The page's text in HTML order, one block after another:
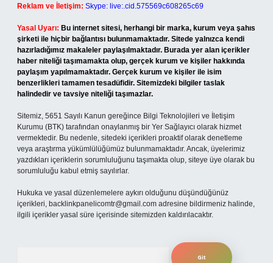
Reklam ve İletişim: Skype: live:.cid.575569c608265c69
Yasal Uyarı: Bu internet sitesi, herhangi bir marka, kurum veya şahıs
şirketi ile hiçbir bağlantısı bulunmamaktadır. Sitede yalnızca kendi
hazırladığımız makaleler paylaşılmaktadır. Burada yer alan içerikler
haber niteliği taşımamakta olup, gerçek kurum ve kişiler hakkında
paylaşım yapılmamaktadır. Gerçek kurum ve kişiler ile isim
benzerlikleri tamamen tesadüfidir. Sitemizdeki bilgiler taslak
halindedir ve tavsiye niteliği taşımazlar.
Sitemiz, 5651 Sayılı Kanun gereğince Bilgi Teknolojileri ve İletişim
Kurumu (BTK) tarafından onaylanmış bir Yer Sağlayıcı olarak hizmet
vermektedir. Bu nedenle, sitedeki içerikleri proaktif olarak denetleme
veya araştırma yükümlülüğümüz bulunmamaktadır. Ancak, üyelerimiz
yazdıkları içeriklerin sorumluluğunu taşımakta olup, siteye üye olarak bu
sorumluluğu kabul etmiş sayılırlar.
Hukuka ve yasal düzenlemelere aykırı olduğunu düşündüğünüz
içerikleri, backlinkpanelicomtr@gmail.com adresine bildirmeniz halinde,
ilgili içerikler yasal süre içerisinde sitemizden kaldırılacaktır.